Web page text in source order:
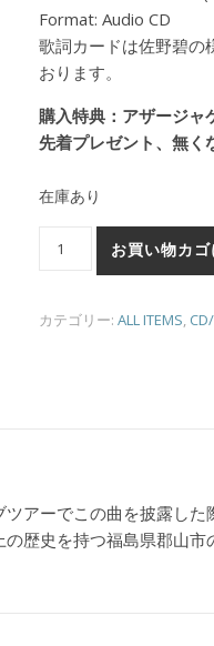
Format: Audio CD
歌詞カードは佐野碧の
おります。
購入特典：アザージャ
先着プレゼント、無く
在庫あり
ただある声（CD）個
お買い物カゴ
カテゴリー: ALL ITEMS,
アーでこの曲を披露し
歴史を持つ福島県郡山